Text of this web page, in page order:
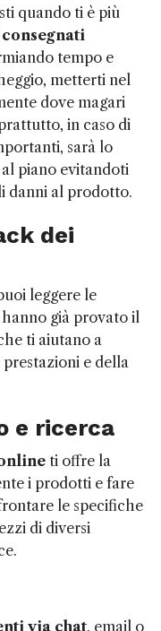
quando ti è più
consegnati
tempo e
metterti nel
dove magari
in caso di
sarà lo
piano evitandoti
danni al prodotto.
dei
leggere le
già provato il
ti aiutano a
e della
e ricerca
ti offre la
i prodotti e fare
le specifiche
di diversi
via chat, email o